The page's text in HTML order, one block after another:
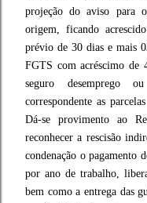
projeção do aviso para
origem, ficando
prévio de 30 dias e mais
FGTS com acréscimo de
seguro desemprego
correspondente as
Dá-se provimento ao
reconhecer a rescisão
condenação o pagamento
por ano de trabalho,
bem como a entrega das